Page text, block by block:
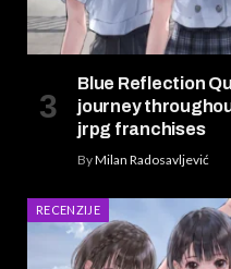
Blue Reflection
journey
jrpg franchises
ByMilan Radosavljević
RECENZIJE